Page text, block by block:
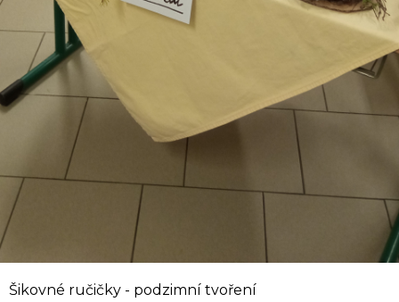
Šikovné ručičky - podzimní tvoření